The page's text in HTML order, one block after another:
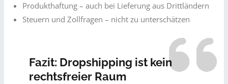
Produkthaftung – auch bei Lieferung aus Drittländern
Steuern und Zollfragen – nicht zu unterschätzen
Fazit: Dropshipping ist kein
rechtsfreier Raum